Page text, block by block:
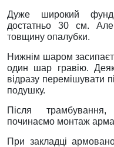
Дуже широкий
достатньо 30 см. Але
товщину опалубки.
Нижнім шаром
один шар гравію.
відразу перемішувати
подушку.
Після
починаємо монтаж
При закладці